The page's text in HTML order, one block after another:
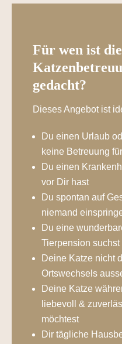
Für wen ist die
gedacht?
Dieses Angebot ist
Du einen Urlaub
keine Betreuung
Du einen
vor Dir hast
Du spontan auf
niemand
Du eine
Tierpension suchst
Deine Katze nicht
Ortswechsels
Deine Katze
liebevoll &
möchtest
Dir tägliche